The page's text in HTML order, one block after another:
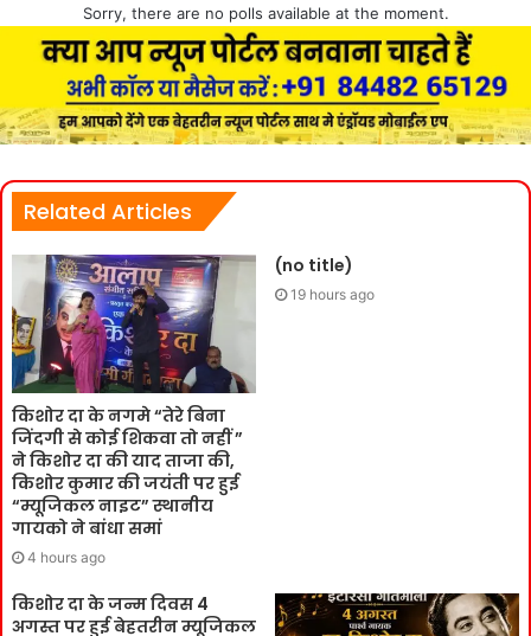
Sorry, there are no polls available at the moment.
Related Articles
किशोर दा के नगमे “तेरे बिना
जिंदगी से कोई शिकवा तो नहीं ”
ने किशोर दा की याद ताजा की,
किशोर कुमार की जयंती पर हुई
“म्यूजिकल नाइट” स्थानीय
गायको ने बांधा समां
4 hours ago
(no title)
19 hours ago
किशोर दा के जन्म दिवस 4
अगस्त पर हुई बेहतरीन म्यूजिकल